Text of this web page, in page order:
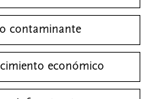
contaminante
económico